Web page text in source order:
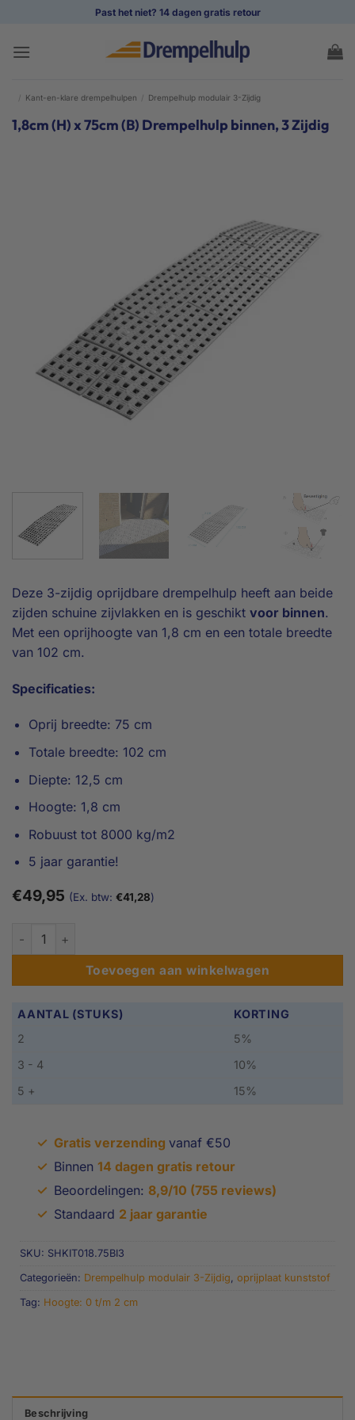
inhoud
Past het niet? 14 dagen gratis retour
/ Kant-en-klare drempelhulpen / Drempelhulp modulair 3-Zijdig
1,8cm (H) x 75cm (B) Drempelhulp binnen, 3 Zijdig
Deze 3-zijdig oprijdbare drempelhulp heeft aan beide
zijden schuine zijvlakken en is geschikt voor binnen.
Met een oprijhoogte van 1,8 cm en een totale breedte
van 102 cm.
Specificaties:
Oprij breedte: 75 cm
Totale breedte: 102 cm
Diepte: 12,5 cm
Hoogte: 1,8 cm
Robuust tot 8000 kg/m2
5 jaar garantie!
€49,95 (Ex. btw: €41,28)
1,8cm (H) x 75cm (B) Drempelhulp binnen, 3 Zijdig aantal
Toevoegen aan winkelwagen
AANTAL (STUKS)
KORTING
2
5%
3 - 4
10%
5 +
15%
✓ Gratis verzending vanaf €50
✓ Binnen 14 dagen gratis retour
✓ Beoordelingen: 8,9/10 (755 reviews)
✓ Standaard 2 jaar garantie
SKU: SHKIT018.75BI3
Categorieën: Drempelhulp modulair 3-Zijdig oprijplaat kunststof
Tag: Hoogte: 0 t/m 2 cm
Beschrijving